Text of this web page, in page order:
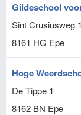
Gildeschool
Sint Crusiusweg
8161 HG Epe
Hoge
De Tippe 1
8162 BN Epe